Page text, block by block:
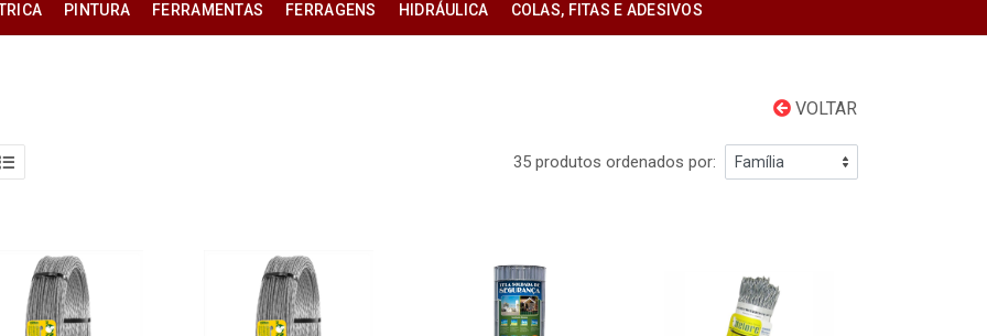
PINTURA FERRAMENTAS FERRAGENS HIDRÁULICA COLAS, FITAS E ADESIVOS
VOLTAR
35 produtos ordenados por: